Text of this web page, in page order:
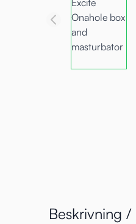
Beskrivning /